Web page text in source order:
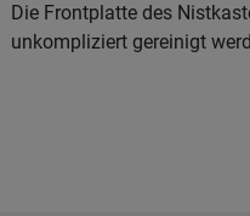
Die Frontplatte des
unkompliziert gereinigt